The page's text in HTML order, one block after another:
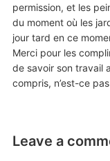
permission, et les
du moment où les
jour tard en ce
Merci pour les
de savoir son travail
compris, n’est-ce
Leave a